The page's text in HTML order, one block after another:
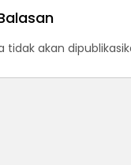
tidak akan